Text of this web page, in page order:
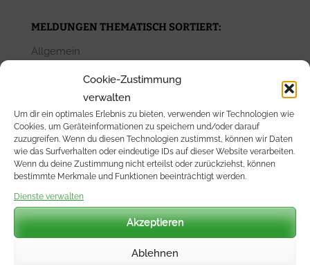
Cookie-Zustimmung
verwalten
Um dir ein optimales Erlebnis zu bieten, verwenden wir Technologien wie
Cookies, um Geräteinformationen zu speichern und/oder darauf
zuzugreifen. Wenn du diesen Technologien zustimmst, können wir Daten
wie das Surfverhalten oder eindeutige IDs auf dieser Website verarbeiten.
Wenn du deine Zustimmung nicht erteilst oder zurückziehst, können
bestimmte Merkmale und Funktionen beeinträchtigt werden.
Dienste verwalten
Akzeptieren
Ablehnen
MELDUNGEN THEMATISCH SORTIERT:
Allgemein
Unsere Stationen
Wetterbeobachtung
RECHTLICHES:
Impressum
Datenschutz (DVE)
Cookie-Richtlinie (EU)
Folgt uns auf SocialMedia: